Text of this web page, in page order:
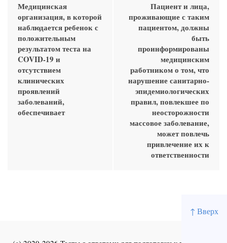
↑ Вверх
Медицинская
организация, в которой
наблюдается ребенок с
положительным
результатом теста на
COVID-19 и
отсутствием
клинических
проявлений
заболеваний,
обеспечивает
Пациент и лица,
проживающие с таким
пациентом, должны
быть
проинформированы
медицинским
работником о том, что
нарушение санитарно-
эпидемиологических
правил, повлекшее по
неосторожности
массовое заболевание,
может повлечь
привлечение их к
ответственности